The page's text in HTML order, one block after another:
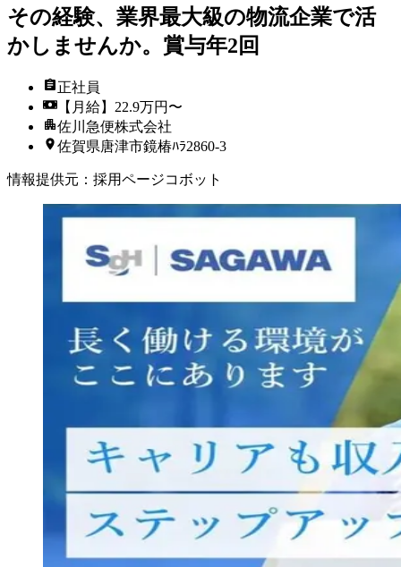
その経験、業界最大級の物流企業で活
かしませんか。賞与年2回
正社員
【月給】22.9万円〜
佐川急便株式会社
佐賀県唐津市鏡椿ﾊﾗ2860-3
情報提供元 ： 採用ページコボット